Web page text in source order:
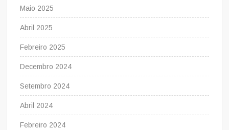
Maio 2025
Abril 2025
Febreiro 2025
Decembro 2024
Setembro 2024
Abril 2024
Febreiro 2024